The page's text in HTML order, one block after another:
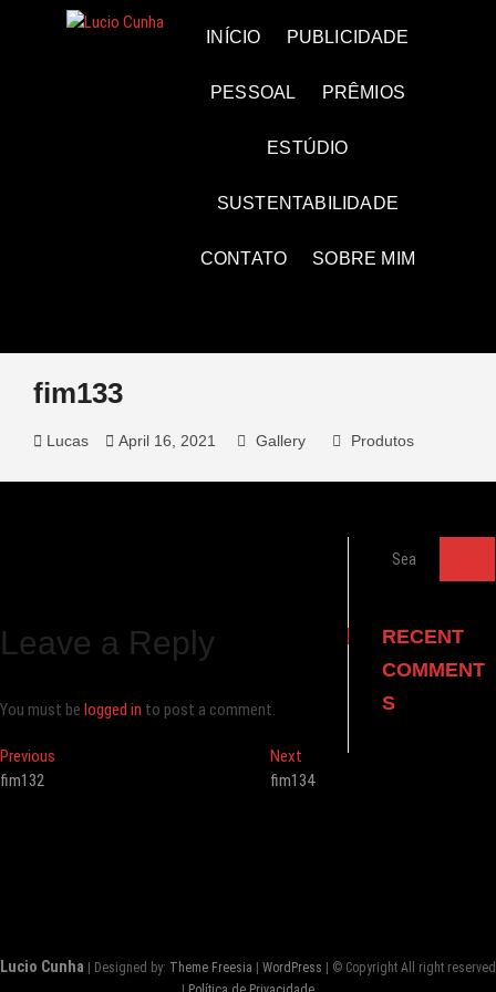
Lucio Cunha
FOTO E VÍDEOS
INÍCIO PUBLICIDADE
PESSOAL PRÊMIOS
ESTÚDIO
SUSTENTABILIDADE
CONTATO SOBRE MIM
fim133
Lucas April 16, 2021 Gallery Produtos
Leave a Reply
You must be logged in to post a comment.
Post
navigation
Previous
fim132
NextNext
post:
fim134
RECENT
COMMENT
S
Lucio Cunha | Designed by: Theme Freesia | WordPress | © Copyright All right reserved